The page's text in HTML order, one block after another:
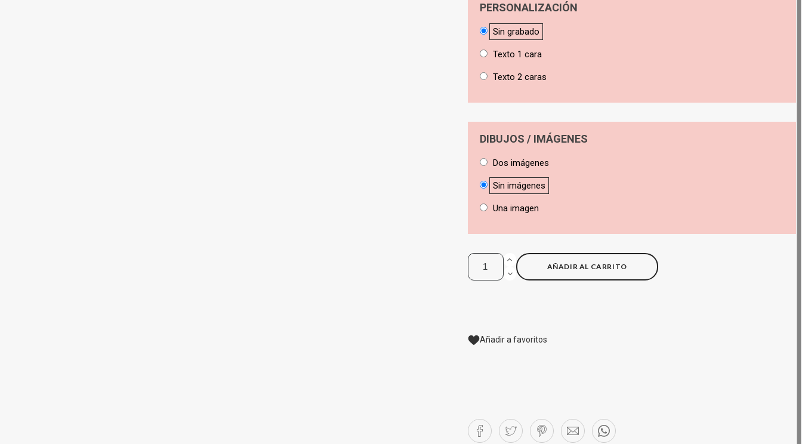
PERSONALIZACIÓN
Sin grabado
Texto 1 cara
Texto 2 caras
DIBUJOS / IMÁGENES
Dos imágenes
Sin imágenes
Una imagen
AÑADIR AL CARRITO
Añadir a favoritos